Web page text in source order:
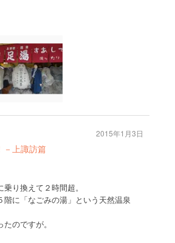
－上諏訪篇
り換えて２時間超。
に「なごみの湯」という天然温泉
のですが。
2015年1月3日